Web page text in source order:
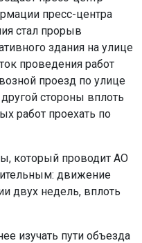
пресс-центра
стал прорыв
здания на улице
проведения работ
проезд по улице
стороны вплоть
работ проехать по
который проводит АО
движение
двух недель, вплоть
изучать пути объезда